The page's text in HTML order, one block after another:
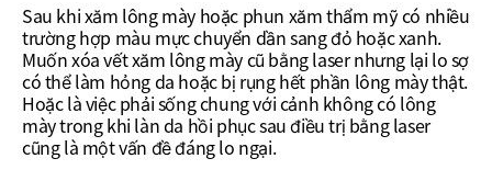
Sau khi xăm lông mày hoặc phun xăm thẩm mỹ có nhiều
trường hợp màu mựcchuyển dần sang đỏ hoặc xanh.
Muốn xóa vết xăm lông mày cũ bằng laser nhưng lại lo sợ
có thể làm hỏng da hoặc bị rụng hết phần lông mày thật.
Hoặc là việc phải sống chung với cảnh không có lông
mày trong khi làn da hồi phục sau điều trị bằng laser
cũng là một vấn đề đáng lo ngại.